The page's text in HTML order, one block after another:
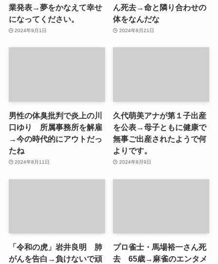
業発表→夢をかなえて幸せ
になってください。
2024年9月1日
ん死去→命と隣り合わせの
体をなんだな
2024年8月21日
男性の体臭批判で炎上の川
口ゆり 所属事務所を解雇
→今の時代的にアウトだっ
たね
2024年8月11日
久代萌美アナが第１子出産
を公表→母子ともに健康で
無事ご出産されたようで何
よりです。
2024年8月9日
「令和の虎」岩井良明 肺
がんを告白→負けないで頑
プロ雀士・馬場裕一さん死
去 65歳→麻雀のエンタメ